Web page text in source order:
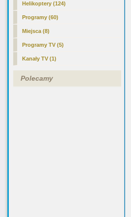
Helikoptery (124)
Programy (60)
Miejsca (8)
Programy TV (5)
Kanały TV (1)
Polecamy